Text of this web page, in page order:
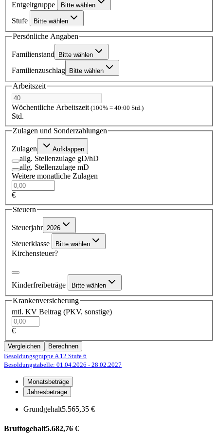
Entgeltgruppe Bitte wählen
Stufe Bitte wählen
Persönliche Angaben
Familienstand Bitte wählen
Familienzuschlag Bitte wählen
Arbeitszeit
Wöchentliche Arbeitszeit(100% = 40:00 Std.)
Std.
Zulagen und Sonderzahlungen
Zulagen Aufklappen
allg. Stellenzulage gD/hD
allg. Stellenzulage mD
Weitere monatliche Zulagen
€
Steuern
Steuerjahr 2026
Steuerklasse Bitte wählen
Kirchensteuer?
Kinderfreibeträge Bitte wählen
Krankenversicherung
mtl. KV Beitrag (PKV, sonstige)
€
Vergleichen
Berechnen
Besoldungsgruppe A 12 Stufe 6
Besoldungstabelle: 01.04.2026 - 28.02.2027
Monatsbeträge
Jahresbeträge
Grundgehalt5.565,35 €
Bruttogehalt5.682,76 €